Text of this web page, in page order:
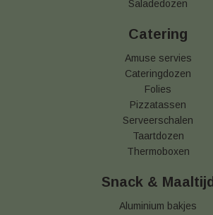
Saladedozen
Catering
Amuse servies
Cateringdozen
Folies
Pizzatassen
Serveerschalen
Taartdozen
Thermoboxen
Snack & Maaltijd
Aluminium bakjes